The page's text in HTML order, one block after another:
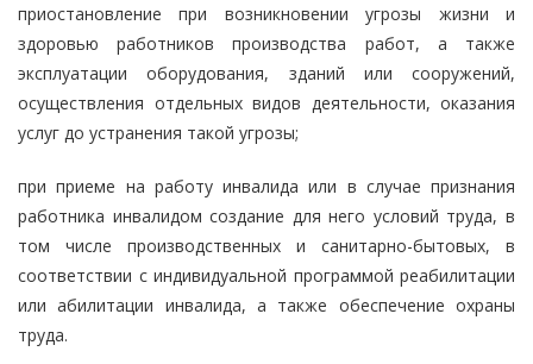
приостановление при возникновении угрозы жизни и
здоровью работников производства работ, а также
эксплуатации оборудования, зданий или сооружений,
осуществления отдельных видов деятельности, оказания
услуг до устранения такой угрозы;
при приеме на работу инвалида или в случае признания
работника инвалидом создание для него условий труда, в
том числе производственных и санитарно-бытовых, в
соответствии с индивидуальной программой реабилитации
или абилитации инвалида, а также обеспечение охраны
труда.